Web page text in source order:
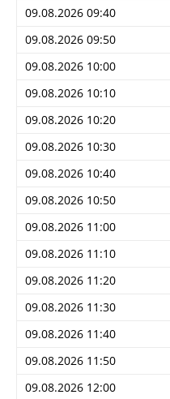
09.08.2026 09:40
09.08.2026 09:50
09.08.2026 10:00
09.08.2026 10:10
09.08.2026 10:20
09.08.2026 10:30
09.08.2026 10:40
09.08.2026 10:50
09.08.2026 11:00
09.08.2026 11:10
09.08.2026 11:20
09.08.2026 11:30
09.08.2026 11:40
09.08.2026 11:50
09.08.2026 12:00